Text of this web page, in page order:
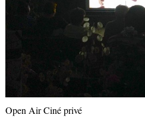
Open Air Ciné privé